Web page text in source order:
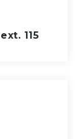
115